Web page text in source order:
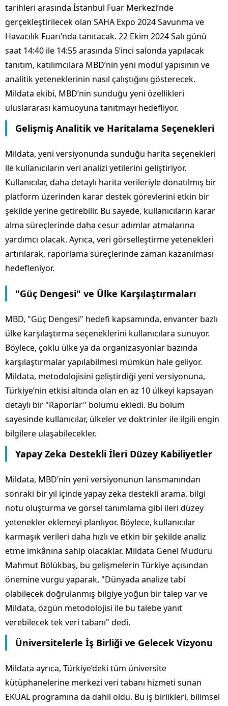
tarihleri arasında İstanbul Fuar Merkezi’nde
gerçekleştirilecek olan SAHA Expo 2024 Savunma ve
Havacılık Fuarı’nda tanıtacak. 22 Ekim 2024 Salı günü
saat 14:40 ile 14:55 arasında 5’inci salonda yapılacak
tanıtım, katılımcılara MBD’nin yeni modül yapısının ve
analitik yeteneklerinin nasıl çalıştığını gösterecek.
Mildata ekibi, MBD’nin sunduğu yeni özellikleri
uluslararası kamuoyuna tanıtmayı hedefliyor.
Gelişmiş Analitik ve Haritalama Seçenekleri
Mildata, yeni versiyonunda sunduğu harita seçenekleri
ile kullanıcıların veri analizi yetilerini geliştiriyor.
Kullanıcılar, daha detaylı harita verileriyle donatılmış bir
platform üzerinden karar destek görevlerini etkin bir
şekilde yerine getirebilir. Bu sayede, kullanıcıların karar
alma süreçlerinde daha cesur adımlar atmalarına
yardımcı olacak. Ayrıca, veri görselleştirme yetenekleri
artırılarak, raporlama süreçlerinde zaman kazanılması
hedefleniyor.
"Güç Dengesi" ve Ülke Karşılaştırmaları
MBD, "Güç Dengesi" hedefi kapsamında, envanter bazlı
ülke karşılaştırma seçeneklerini kullanıcılara sunuyor.
Böylece, çoklu ülke ya da organizasyonlar bazında
karşılaştırmalar yapılabilmesi mümkün hale geliyor.
Mildata, metodolojisini geliştirdiği yeni versiyonuna,
Türkiye’nin etkisi altında olan en az 10 ülkeyi kapsayan
detaylı bir "Raporlar" bölümü ekledi. Bu bölüm
sayesinde kullanıcılar, ülkeler ve doktrinler ile ilgili engin
bilgilere ulaşabilecekler.
Yapay Zeka Destekli İleri Düzey Kabiliyetler
Mildata, MBD’nin yeni versiyonunun lansmanından
sonraki bir yıl içinde yapay zeka destekli arama, bilgi
notu oluşturma ve görsel tanımlama gibi ileri düzey
yetenekler eklemeyi planlıyor. Böylece, kullanıcılar
karmaşık verileri daha hızlı ve etkin bir şekilde analiz
etme imkânına sahip olacaklar. Mildata Genel Müdürü
Mahmut Bölükbaş, bu gelişmelerin Türkiye açısından
önemine vurgu yaparak, "Dünyada analize tabi
olabilecek doğrulanmış bilgiye yoğun bir talep var ve
Mildata, özgün metodolojisi ile bu talebe yanıt
verebilecek tek veri tabanı" dedi.
Üniversitelerle İş Birliği ve Gelecek Vizyonu
Mildata ayrıca, Türkiye’deki tüm üniversite
kütüphanelerine merkezi veri tabanı hizmeti sunan
EKUAL programına da dahil oldu. Bu iş birlikleri, bilimsel